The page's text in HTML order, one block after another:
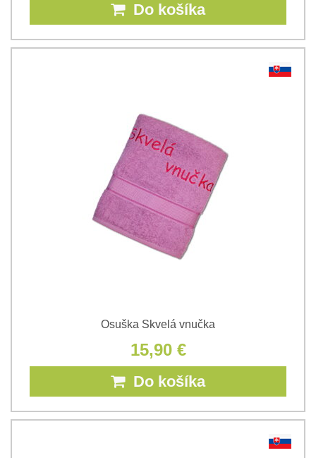
Do košíka
Osuška Skvelá vnučka
15,90 €
Do košíka